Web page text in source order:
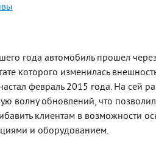
года автомобиль прошел
которого изменилась
февраль 2015 года. На сей
волну обновлений, что
клиентам в возможности
и оборудованием.